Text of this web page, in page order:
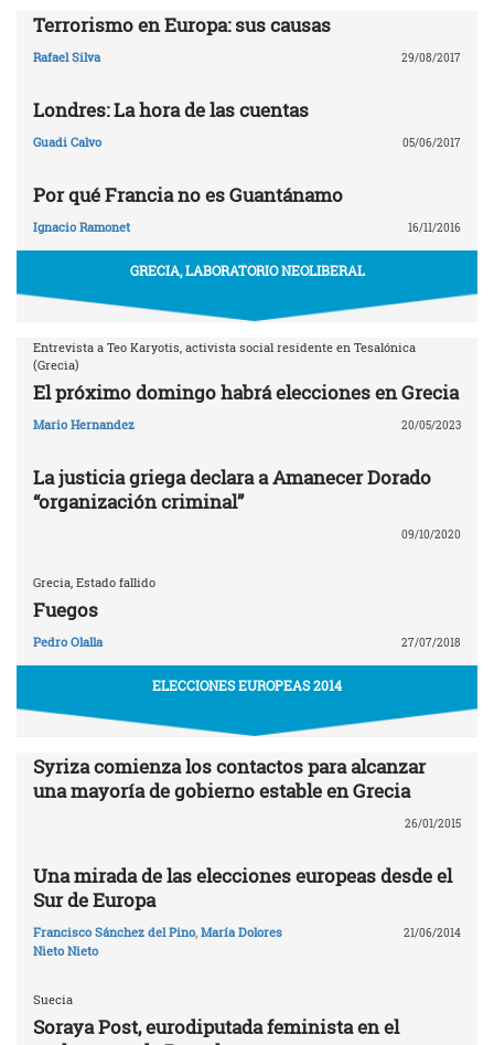
Terrorismo en Europa: sus causas
Rafael Silva 29/08/2017
Londres: La hora de las cuentas
Guadi Calvo 05/06/2017
Por qué Francia no es Guantánamo
Ignacio Ramonet 16/11/2016
GRECIA, LABORATORIO NEOLIBERAL
Entrevista a Teo Karyotis, activista social residente en Tesalónica
(Grecia)
El próximo domingo habrá elecciones en Grecia
Mario Hernandez 20/05/2023
La justicia griega declara a Amanecer Dorado
“organización criminal”
09/10/2020
Grecia, Estado fallido
Fuegos
Pedro Olalla 27/07/2018
ELECCIONES EUROPEAS 2014
Syriza comienza los contactos para alcanzar
una mayoría de gobierno estable en Grecia
26/01/2015
Una mirada de las elecciones europeas desde el
Sur de Europa
Francisco Sánchez del Pino, María Dolores
Nieto Nieto
21/06/2014
Suecia
Soraya Post, eurodiputada feminista en el